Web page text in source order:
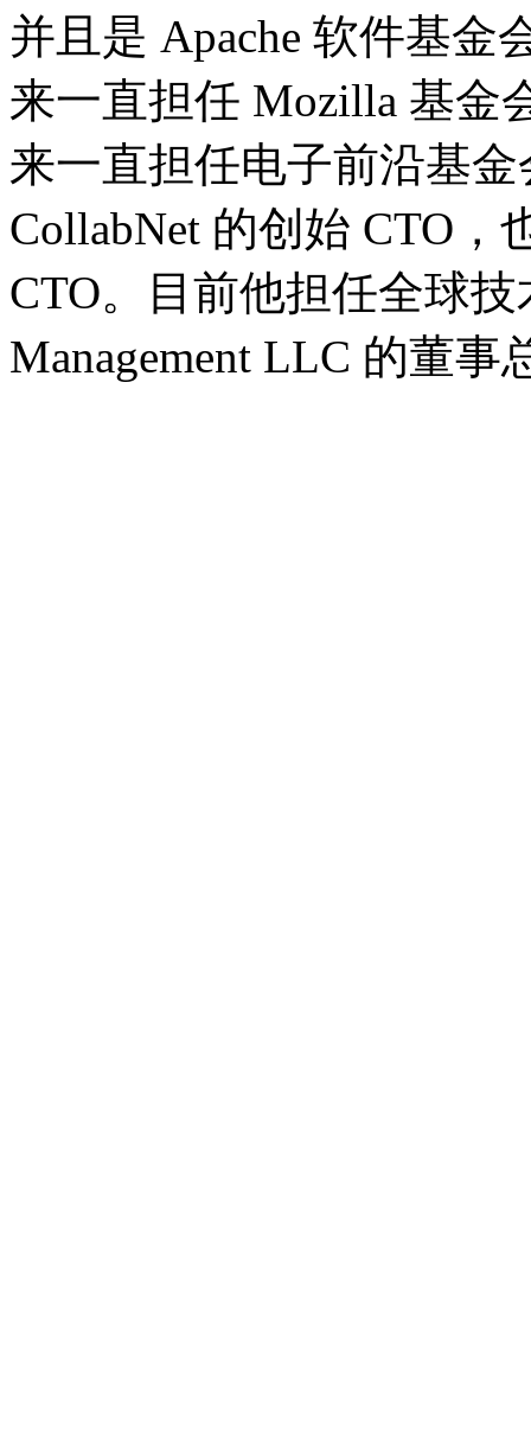
并且是 Apache 软件基金
来一直担任 Mozilla 基金
来一直担任电子前沿基
CollabNet 的创始 CTO
CTO。目前他担任全球
Management LLC 的董事